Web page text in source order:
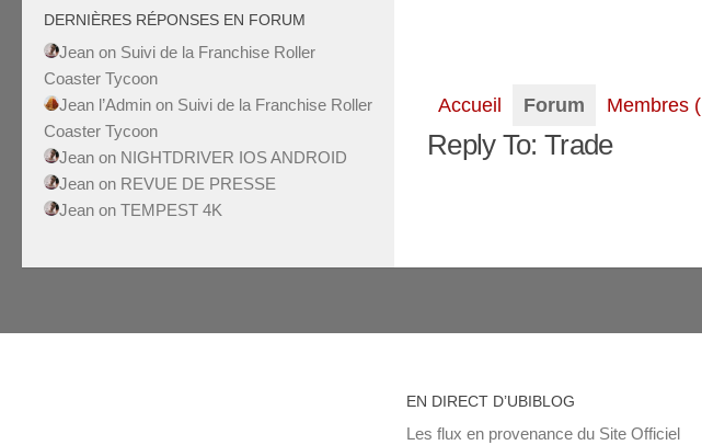
Accueil Forum Membres (
Reply To: Trade
DERNIÈRES RÉPONSES EN FORUM
Jean on Suivi de la Franchise Roller
Coaster Tycoon
Jean l’Admin on Suivi de la Franchise Roller
Coaster Tycoon
Jean on NIGHTDRIVER IOS ANDROID
Jean on REVUE DE PRESSE
Jean on TEMPEST 4K
EN DIRECT D’UBIBLOG
Les flux en provenance du Site Officiel